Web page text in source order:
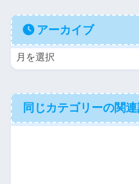
アーカイブ
同じカテゴリーの関